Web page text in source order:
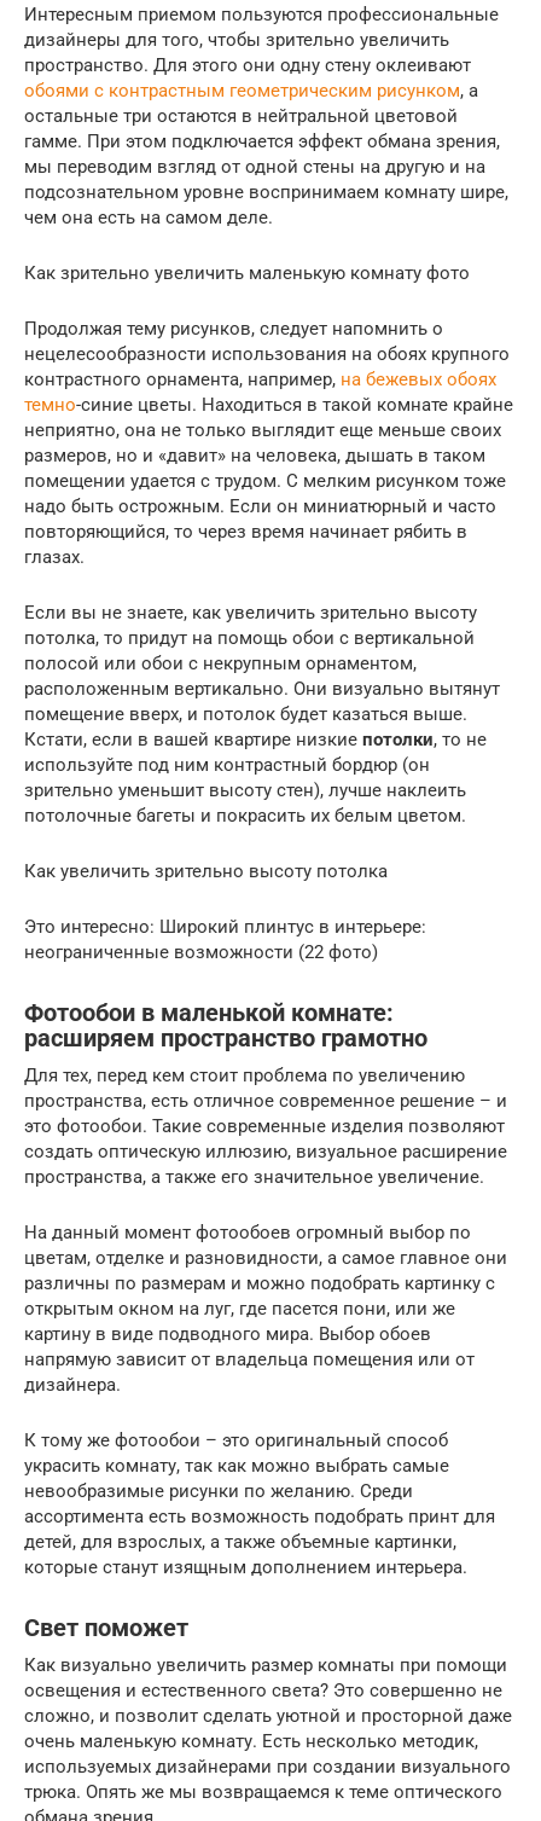
Интересным приемом пользуются профессиональные
дизайнеры для того, чтобы зрительно увеличить
пространство. Для этого они одну стену оклеивают
обоями с контрастным геометрическим рисунком, а
остальные три остаются в нейтральной цветовой
гамме. При этом подключается эффект обмана зрения,
мы переводим взгляд от одной стены на другую и на
подсознательном уровне воспринимаем комнату шире,
чем она есть на самом деле.
Как зрительно увеличить маленькую комнату фото
Продолжая тему рисунков, следует напомнить о
нецелесообразности использования на обоях крупного
контрастного орнамента, например, на бежевых обоях
темно-синие цветы. Находиться в такой комнате крайне
неприятно, она не только выглядит еще меньше своих
размеров, но и «давит» на человека, дышать в таком
помещении удается с трудом. С мелким рисунком тоже
надо быть острожным. Если он миниатюрный и часто
повторяющийся, то через время начинает рябить в
глазах.
Если вы не знаете, как увеличить зрительно высоту
потолка, то придут на помощь обои с вертикальной
полосой или обои с некрупным орнаментом,
расположенным вертикально. Они визуально вытянут
помещение вверх, и потолок будет казаться выше.
Кстати, если в вашей квартире низкие потолки, то не
используйте под ним контрастный бордюр (он
зрительно уменьшит высоту стен), лучше наклеить
потолочные багеты и покрасить их белым цветом.
Как увеличить зрительно высоту потолка
Это интересно: Широкий плинтус в интерьере:
неограниченные возможности (22 фото)
Фотообои в маленькой комнате:
расширяем пространство грамотно
Для тех, перед кем стоит проблема по увеличению
пространства, есть отличное современное решение – и
это фотообои. Такие современные изделия позволяют
создать оптическую иллюзию, визуальное расширение
пространства, а также его значительное увеличение.
На данный момент фотообоев огромный выбор по
цветам, отделке и разновидности, а самое главное они
различны по размерам и можно подобрать картинку с
открытым окном на луг, где пасется пони, или же
картину в виде подводного мира. Выбор обоев
напрямую зависит от владельца помещения или от
дизайнера.
К тому же фотообои – это оригинальный способ
украсить комнату, так как можно выбрать самые
невообразимые рисунки по желанию. Среди
ассортимента есть возможность подобрать принт для
детей, для взрослых, а также объемные картинки,
которые станут изящным дополнением интерьера.
Свет поможет
Как визуально увеличить размер комнаты при помощи
освещения и естественного света? Это совершенно не
сложно, и позволит сделать уютной и просторной даже
очень маленькую комнату. Есть несколько методик,
используемых дизайнерами при создании визуального
трюка. Опять же мы возвращаемся к теме оптического